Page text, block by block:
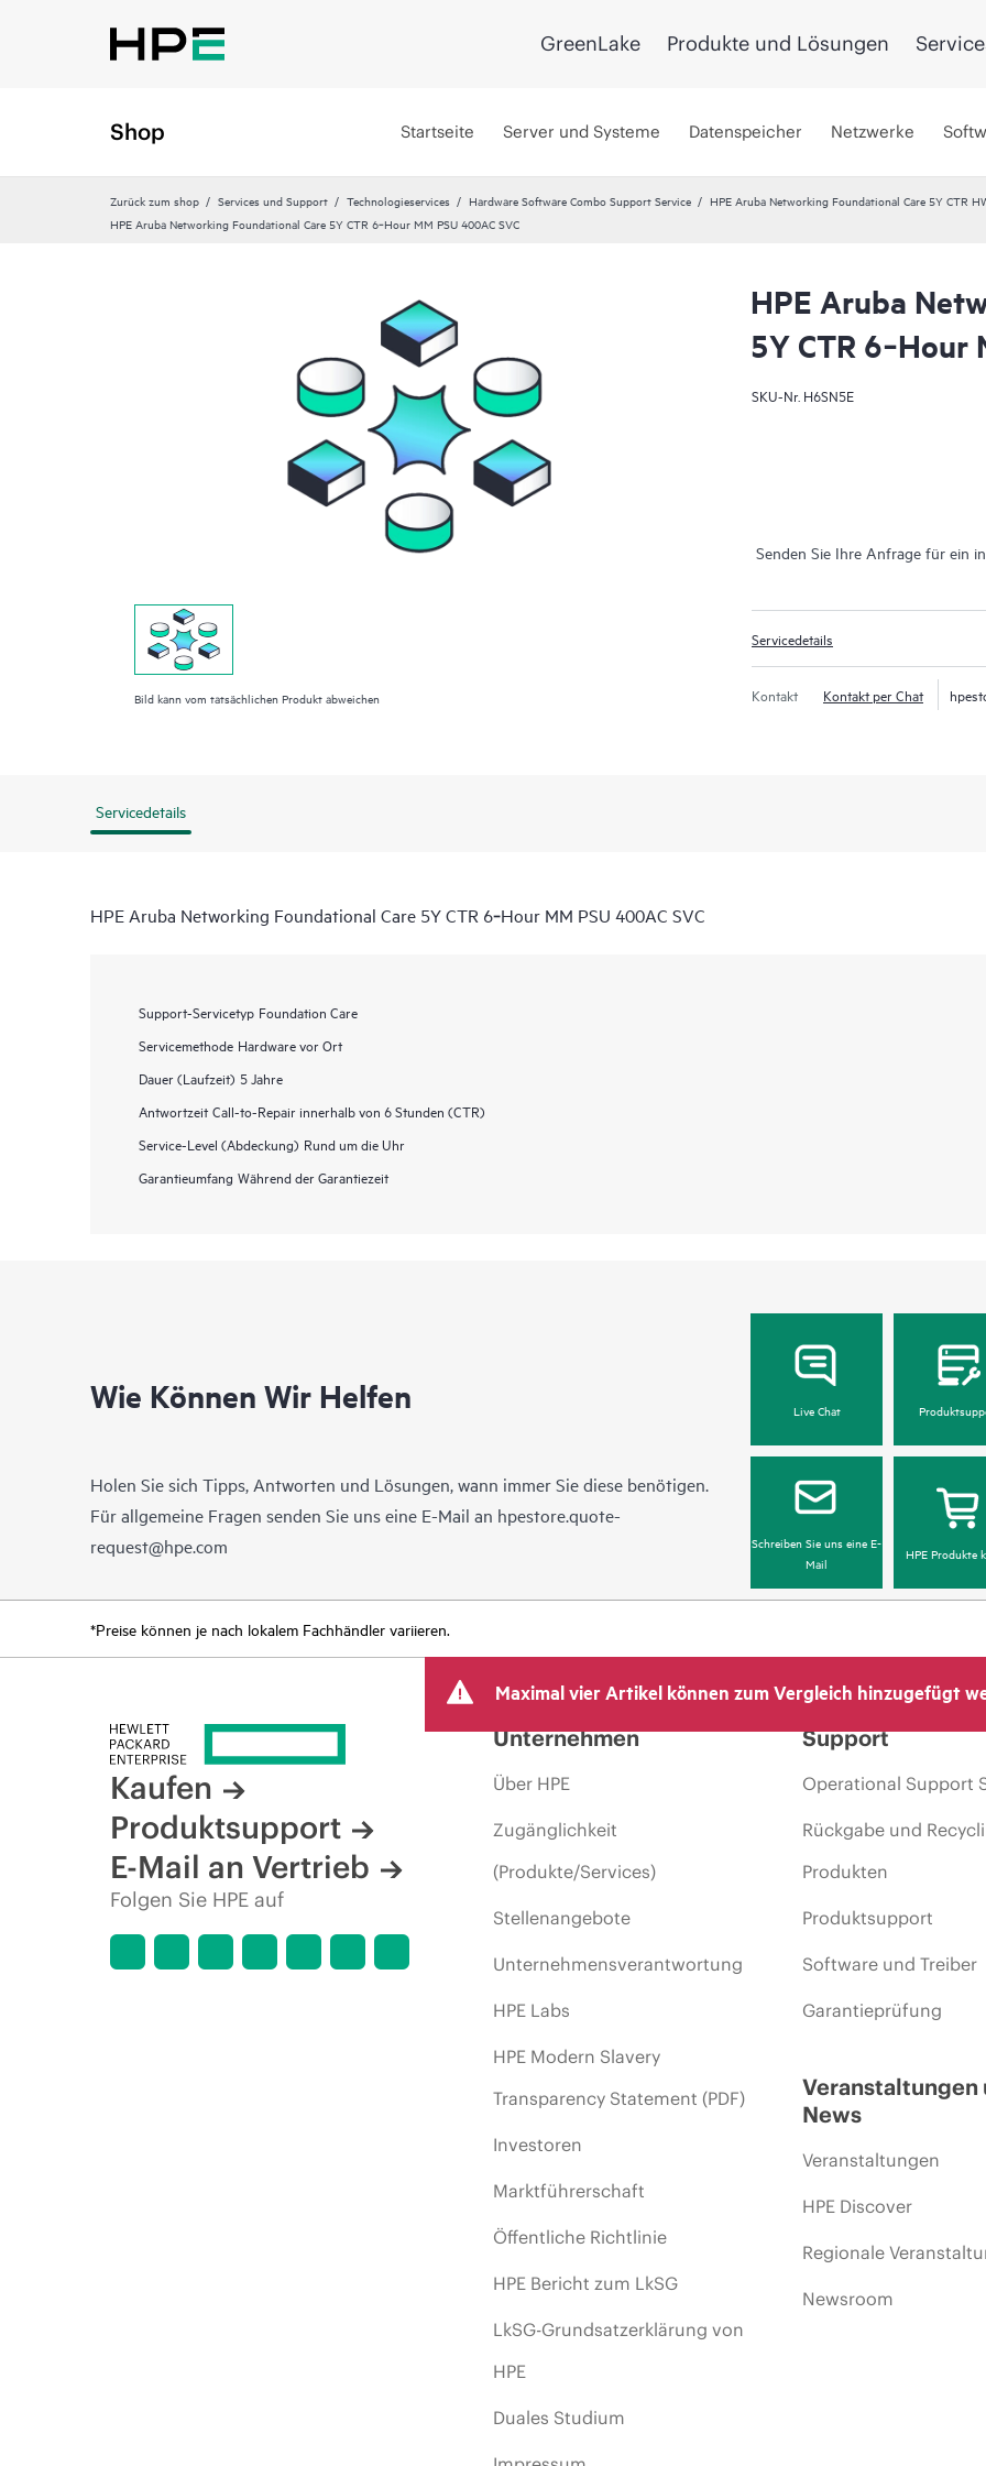
GreenLake Produkte und Lösungen
Shop Startseite Server und Systeme Datenspeicher Netzwerke
Zurück zum shop Services und Support Technologieservices Hardware Software Combo Support Service
HPE Aruba Networking Foundational Care 5Y CTR
HPE Aruba Networking Foundational Care 5Y CTR 6‑Hour MM PSU 400AC SVC
Bild kann vom tatsächlichen Produkt abweichen
HPE Aruba
5Y CTR 6‑Hour
SKU-Nr. H6SN5E
Senden Sie Ihre Anfrage für ein
Servicedetails
Kontakt Kontakt per Chat
Servicedetails
HPE Aruba Networking Foundational Care 5Y CTR 6‑Hour MM PSU 400AC SVC
Support-Servicetyp Foundation Care
Servicemethode Hardware vor Ort
Dauer (Laufzeit) 5 Jahre
Antwortzeit Call-to-Repair innerhalb von 6 Stunden (CTR)
Service-Level (Abdeckung) Rund um die Uhr
Garantieumfang Während der Garantiezeit
Wie Können Wir Helfen
Holen Sie sich Tipps, Antworten und Lösungen, wann immer Sie diese benötigen.
Für allgemeine Fragen senden Sie uns eine E-Mail an hpestore.quote-
request@hpe.com
Live Chat
Schreiben Sie uns eine E-
Mail
HPE Produkte
*Preise können je nach lokalem Fachhändler variieren.
Maximal vier Artikel können zum Vergleich hinzugefügt
Kaufen
Produktsupport
E-Mail an Vertrieb
Folgen Sie HPE auf
Unternehmen
Über HPE
Zugänglichkeit
(Produkte/Services)
Stellenangebote
Unternehmensverantwortung
HPE Labs
HPE Modern Slavery
Transparency Statement (PDF)
Investoren
Marktführerschaft
Öffentliche Richtlinie
HPE Bericht zum LkSG
LkSG-Grundsatzerklärung von
HPE
Duales Studium
Support
Operational Support
Rückgabe und
Produkten
Produktsupport
Software und Treiber
Garantieprüfung
Veranstaltungen
News
Veranstaltungen
HPE Discover
Regionale
Newsroom